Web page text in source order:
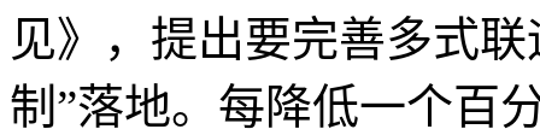
见》，提出要完善多式
制”落地。每降低一个百